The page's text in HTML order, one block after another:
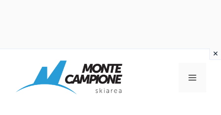
contenuto
MENU